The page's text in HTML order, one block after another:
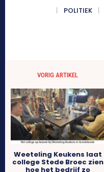
POLITIEK
VORIG ARTIKEL
Weeteling Keukens laat
college Stede Broec zien
hoe het bedrijf zo